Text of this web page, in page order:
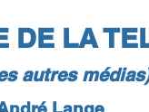
DE LA
autres